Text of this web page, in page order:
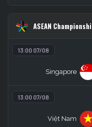
ASEAN
13:00 07/08
Singapore
13:00 07/08
Việt Nam